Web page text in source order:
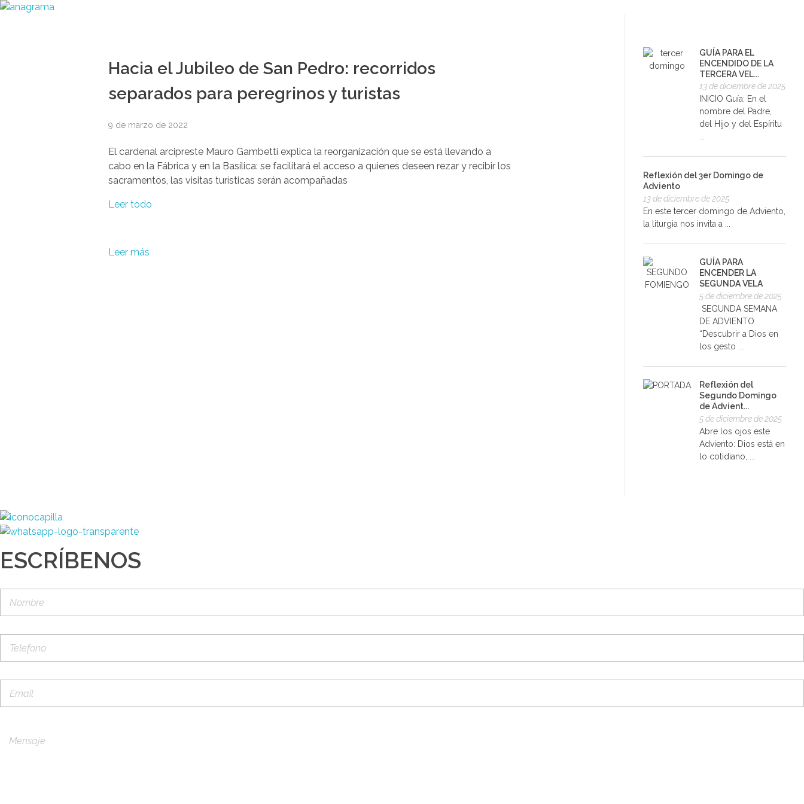
Hacia el Jubileo de San Pedro: recorridos
separados para peregrinos y turistas
9 de marzo de 2022
El cardenal arcipreste Mauro Gambetti explica la reorganización que se está llevando a
cabo en la Fábrica y en la Basílica: se facilitará el acceso a quienes deseen rezar y recibir los
sacramentos, las visitas turísticas serán acompañadas
Leer todo
Leer más
GUÍA PARA EL
ENCENDIDO DE LA
TERCERA VEL...
13 de diciembre de 2025
INICIO Guía: En el
nombre del Padre,
del Hijo y del Espíritu
...
Reflexión del 3er Domingo de
Adviento
13 de diciembre de 2025
En este tercer domingo de Adviento,
la liturgia nos invita a ...
GUÍA PARA
ENCENDER LA
SEGUNDA VELA
5 de diciembre de 2025
SEGUNDA SEMANA
DE ADVIENTO
“Descubrir a Dios en
los gesto ...
Reflexión del
Segundo Domingo
de Advient...
5 de diciembre de 2025
Abre los ojos este
Adviento: Dios está en
lo cotidiano, ...
ESCRÍBENOS